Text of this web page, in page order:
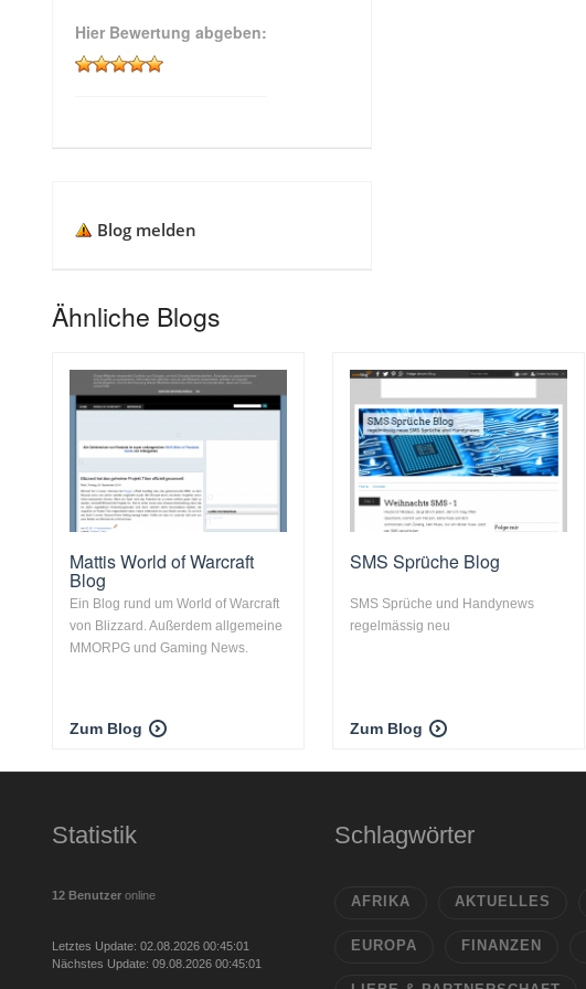
Hier Bewertung abgeben:
Blog melden
Ähnliche Blogs
Mattis World of Warcraft
Blog
Ein Blog rund um World of Warcraft
von Blizzard. Außerdem allgemeine
MMORPG und Gaming News.
Zum Blog
SMS Sprüche Blog
SMS Sprüche und Handynews
regelmässig neu
Zum Blog
Statistik
12 Benutzer online
Letztes Update: 02.08.2026 00:45:01
Nächstes Update: 09.08.2026 00:45:01
Schlagwörter
AFRIKA AKTUELLES
EUROPA FINANZEN